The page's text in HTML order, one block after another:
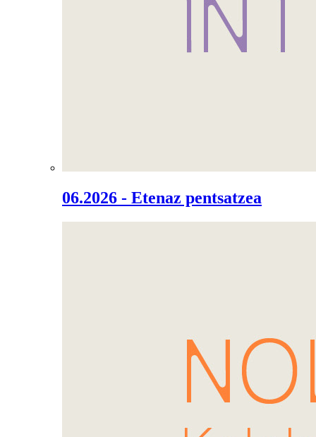
06.2026 - Etenaz pentsatzea